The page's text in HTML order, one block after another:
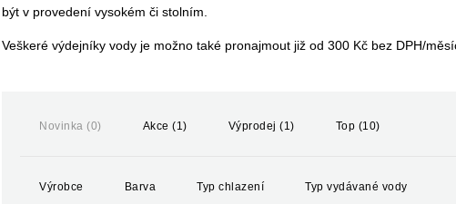
být v provedení vysokém či stolním.
Veškeré výdejníky vody je možno také pronajmout již od 300 Kč bez DPH/
Novinka (0) Akce (1) Výprodej (1) Top (10)
Výrobce Barva Typ chlazení Typ vydávané vody